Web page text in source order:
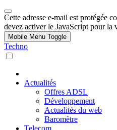
Cette adresse e-mail est protégée
devez activer le JavaScript pour la
Mobile Menu Toggle
Techno
Actualités
Offres ADSL
Développement
Actualités du web
Baromètre
Telecom